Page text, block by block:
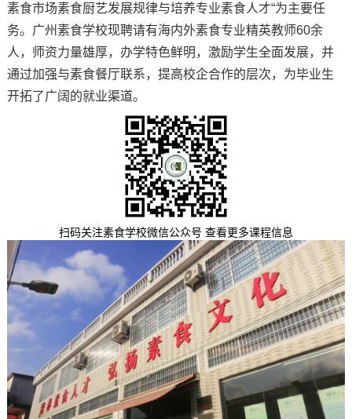
素食市场素食厨艺发展规律与培养专业素食人才“为主要任
务。广州素食学校现聘请有海内外素食专业精英教师60余
人，师资力量雄厚，办学特色鲜明，激励学生全面发展，并
通过加强与素食餐厅联系，提高校企合作的层次，为毕业生
开拓了广阔的就业渠道。
扫码关注素食学校微信公众号 查看更多课程信息